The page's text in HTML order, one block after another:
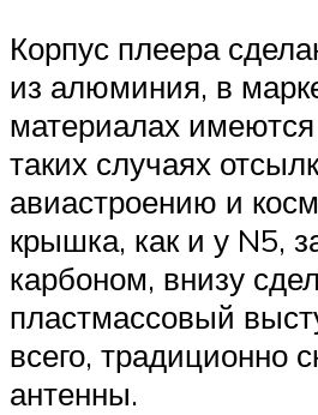
Корпус плеера
из алюминия, в
материалах
таких случаях
авиастроению и
крышка, как и у N5,
карбоном, внизу
пластмассовый
всего, традиционно
антенны.